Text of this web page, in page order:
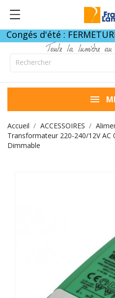
Congés d'été :
Toute la lumière au
Accueil ACCESSOIRES
Transformateur 220-240/12V AC
Dimmable